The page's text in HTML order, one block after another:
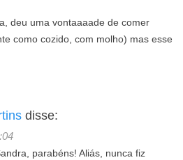
deu uma vontaaaade de comer
como cozido, com molho) mas esse
disse:
parabéns! Aliás, nunca fiz